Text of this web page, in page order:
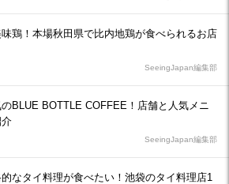
味鶏！本場秋田県で比内地鶏が食べられるお店
SeeingJapan編集部
BLUE BOTTLE COFFEE！店舗と人気メニ
SeeingJapan編集部
なタイ料理が食べたい！池袋のタイ料理店1